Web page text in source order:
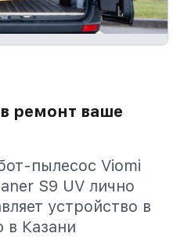
ремонт ваше
пылесос Viomi
S9 UV лично
устройство в
в Казани